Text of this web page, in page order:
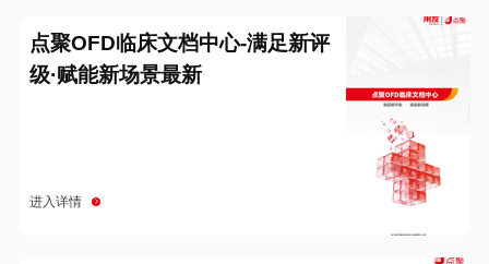
点聚OFD临床文档中心-满足新评
级·赋能新场景最新
进入详情